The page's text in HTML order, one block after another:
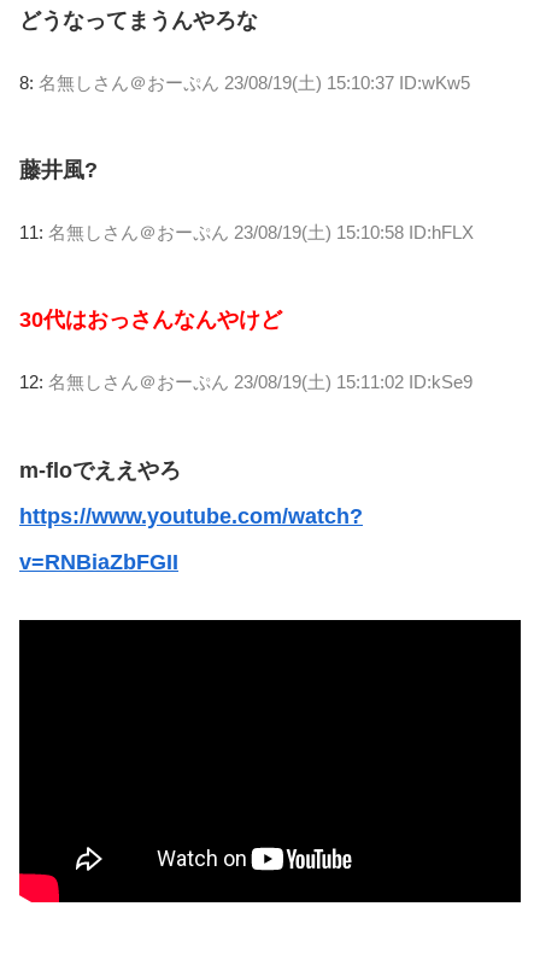
どうなってまうんやろな
8: 名無しさん＠おーぷん 23/08/19(土) 15:10:37 ID:wKw5
藤井風?
11: 名無しさん＠おーぷん 23/08/19(土) 15:10:58 ID:hFLX
30代はおっさんなんやけど
12: 名無しさん＠おーぷん 23/08/19(土) 15:11:02 ID:kSe9
m-floでええやろ
https://www.youtube.com/watch?
v=RNBiaZbFGII